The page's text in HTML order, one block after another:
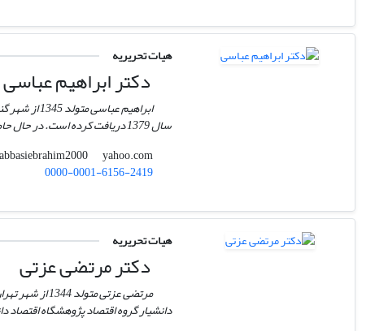
هیات تحریریه
دکتر ابراهیم عباسی
ابراهیم
سال 1379 دریافت کرده است. در حال حاضر استاد گروه مدیریت دانشکده علوم اجتماعی و اقتصادی دانشگاه الزهراء می‌باشد.
abbasiebrahim2000
yahoo.com
0000-0001-6156-2419
هیات تحریریه
دکتر مرتضی عزتی
دانشیار گروه اقتصاد پژوهشگاه